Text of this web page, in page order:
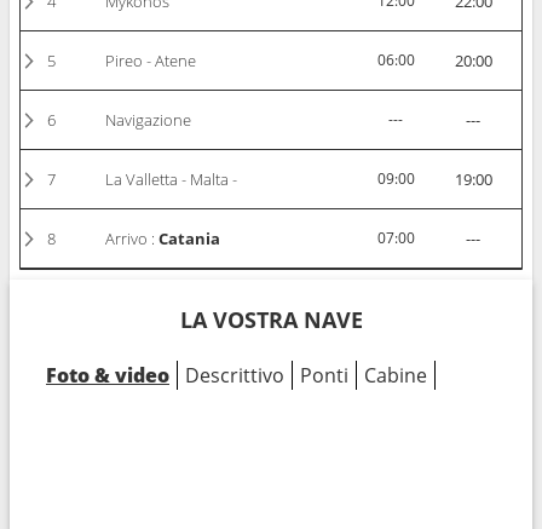
5 Pireo - Atene 06:00 20:00
6 Navigazione --- ---
7 La Valletta - Malta - 09:00 19:00
8 Arrivo :Catania 07:00 ---
LA VOSTRA NAVE
Foto & video Descrittivo Ponti Cabine